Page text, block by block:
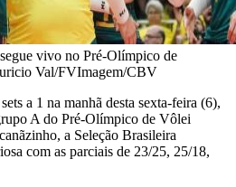
vivo no Pré-Olímpico de
Val/FVImagem/CBV
a 1 na manhã desta sexta-feira (6),
A do Pré-Olímpico de Vôlei
a Seleção Brasileira
com as parciais de 23/25, 25/18,